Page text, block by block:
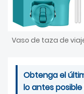
Obtenga el
lo antes